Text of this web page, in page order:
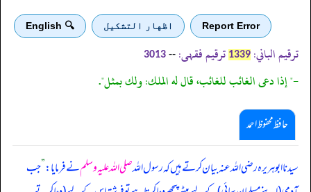
Report Error اظهار التشكيل 🔍 English
ترقیم الباني: 1339 ترقیم فقہی: --
3013
-" إذا دعى الغائب للغائب، قال له الملك: ولك بمثل".
حافظ محفوظ احمد
سیدنا ابوہریرہ رضی اللہ عنہ بیان کرتے ہیں کہ رسول اللہصلی اللہ علیہ وسلمنے فرمایا:”جب